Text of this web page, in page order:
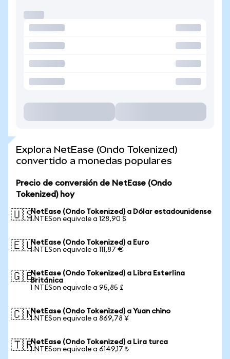
Explora NetEase (Ondo Tokenized)
convertido a monedas populares
Precio de conversión de NetEase (Ondo
Tokenized) hoy
🇺🇸NetEase (Ondo Tokenized) a Dólar estadounidense
1 NTESon equivale a 128,90 $
🇪🇺NetEase (Ondo Tokenized) a Euro
1 NTESon equivale a 111,87 €
🇬🇧NetEase (Ondo Tokenized) a Libra Esterlina
Británica
1 NTESon equivale a 95,85 £
🇨🇳NetEase (Ondo Tokenized) a Yuan chino
1 NTESon equivale a 869,78 ¥
🇹🇷NetEase (Ondo Tokenized) a Lira turca
1 NTESon equivale a 6149,17 ₺